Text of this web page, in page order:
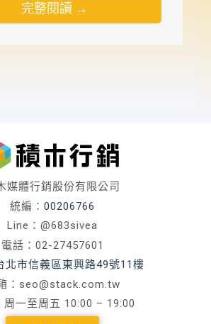
完整閱讀 →
媒體行銷股份有限公司
統編： 00206766
Line：@683sivea
電話：02-27457601
北市信義區東興路49號11樓
： seo@stack.com.tw
周一至周五 10:00 – 19:00